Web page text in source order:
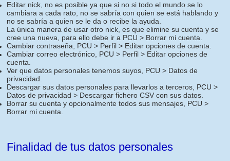
Editar nick, no es posible ya que si no si todo el mundo se lo
cambiara a cada rato, no se sabría con quien se está hablando y
no se sabría a quien se le da o recibe la ayuda.
La única manera de usar otro nick, es que elimine su cuenta y se
cree una nueva, para ello debe ir a PCU > Borrar mi cuenta.
Cambiar contraseña, PCU > Perfil > Editar opciones de cuenta.
Cambiar correo electrónico, PCU > Perfil > Editar opciones de
cuenta.
Ver que datos personales tenemos suyos, PCU > Datos de
privacidad.
Descargar sus datos personales para llevarlos a terceros, PCU >
Datos de privacidad > Descargar fichero CSV con sus datos.
Borrar su cuenta y opcionalmente todos sus mensajes, PCU >
Borrar mi cuenta.
Finalidad de tus datos personales